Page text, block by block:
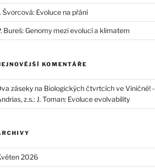
Švorcová: Evoluce na přání
Bureš: Genomy mezi evolucí a klimatem
KOMENTÁŘE
záseky na Biologických čtvrtcích ve Viničné! -
z.s.: J. Toman: Evoluce evolvability
2026